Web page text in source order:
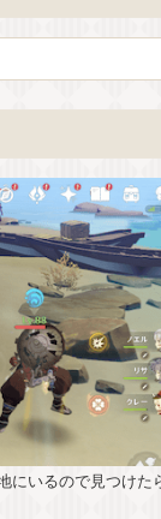
いるので見つけた